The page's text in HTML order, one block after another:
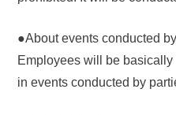
●About events conducted
Employees will be
in events conducted by